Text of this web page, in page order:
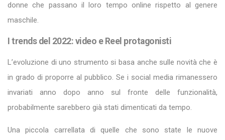
donne che passano il loro tempo online rispetto al genere
maschile.
I trends del 2022: video e Reel protagonisti
L’evoluzione di uno strumento si basa anche sulle novità che è
in grado di proporre al pubblico. Se i social media rimanessero
invariati anno dopo anno sul fronte delle funzionalità,
probabilmente sarebbero già stati dimenticati da tempo.
Una piccola carrellata di quelle che sono state le nuove